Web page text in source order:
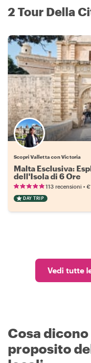
2 Tour Della
Scopri Valletta con Victoria
Malta Esclusiva:
dell'Isola di 6 Ore
113 recensioni •
DAY TRIP
Vedi tutte
Cosa
proposito